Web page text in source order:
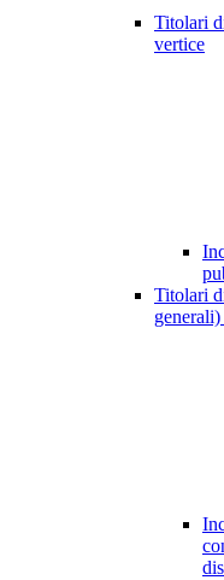
Titolari
vertice
Titolari
generali)